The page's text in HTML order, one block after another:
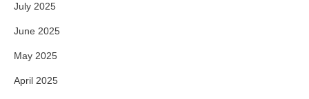
July 2025
June 2025
May 2025
April 2025